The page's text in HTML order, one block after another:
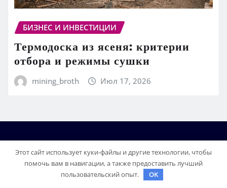
БИЗНЕС И ИНВЕСТИЦИИ
Термодоска из ясеня: критерии
отбора и режимы сушки
mining_broth Июл 17, 2026
Этот сайт использует куки-файлы и другие технологии, чтобы
помочь вам в навигации, а также предоставить лучший
пользовательский опыт.
OK